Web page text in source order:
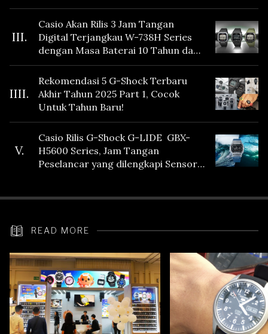
III.
Casio Akan Rilis 3 Jam Tangan
Digital Terjangkau W-738H Series
dengan Masa Baterai 10 Tahun dan
Fitur Vibration
IIII.
Rekomendasi 5 G-Shock Terbaru
Akhir Tahun 2025 Part 1, Cocok
Untuk Tahun Baru!
V.
Casio Rilis G-Shock G-LIDE GBX-
H5600 Series, Jam Tangan
Peselancar yang dilengkapi Sensor
READ MORE